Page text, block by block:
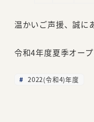
温かいご声援、誠に
令和4年度夏季オー
2022(令和4)年度